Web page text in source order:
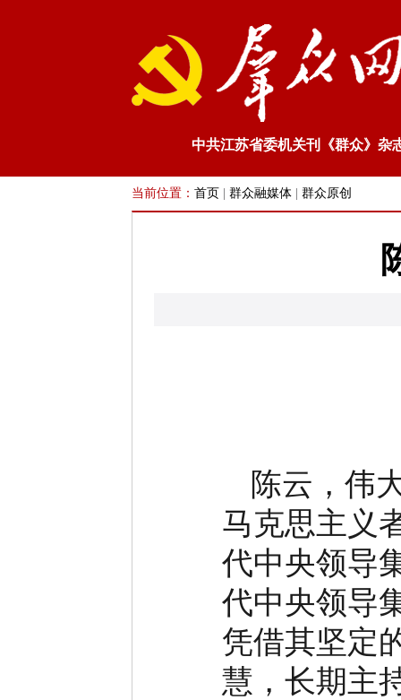
中共江苏省委机关刊《群众》杂
当前位置： 首页 群众融媒体| 群众原创
陈云，伟
马克思主义
代中央领导
代中央领导
凭借其坚定
慧，长期主